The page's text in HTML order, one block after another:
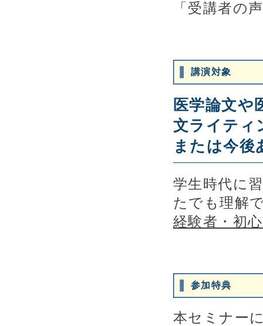
「受講者の
講演対象
医学論文や
文ライティ
または今後
学生時代に
たでも理解
経験者・初
参加特典
本セミナー